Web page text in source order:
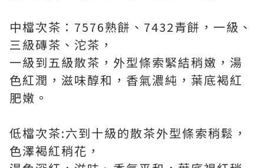
中檔次茶：7576熟餅、7432青餅，一級、
三級磚茶、沱茶，
一級到五級散茶，外型條索緊結稍嫩，湯
色紅潤，滋味醇和，香氣濃純，葉底褐紅
肥嫩。
低檔次茶:六到十級的散茶外型條索稍鬆，
色澤褐紅稍花，